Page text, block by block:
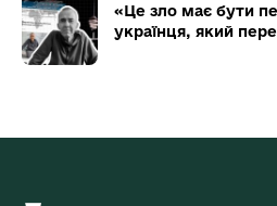
«Це зло має бути
українця, який